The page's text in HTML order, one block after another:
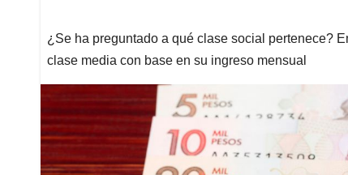
¿Se ha preguntado a qué clase social pertenece?
clase media con base en su ingreso mensual